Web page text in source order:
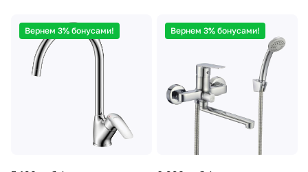
Вернем 3% бонусами! Вернем 3% бонусами!